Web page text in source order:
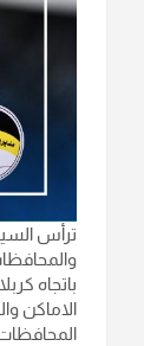
ترأس
باتجاه
الاماكن